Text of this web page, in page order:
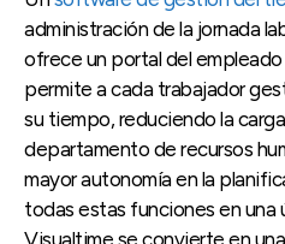
administración de la jornada
ofrece un portal del
permite a cada trabajador
su tiempo, reduciendo la
departamento de recursos
mayor autonomía en la
todas estas funciones en una
Visualtime se convierte en